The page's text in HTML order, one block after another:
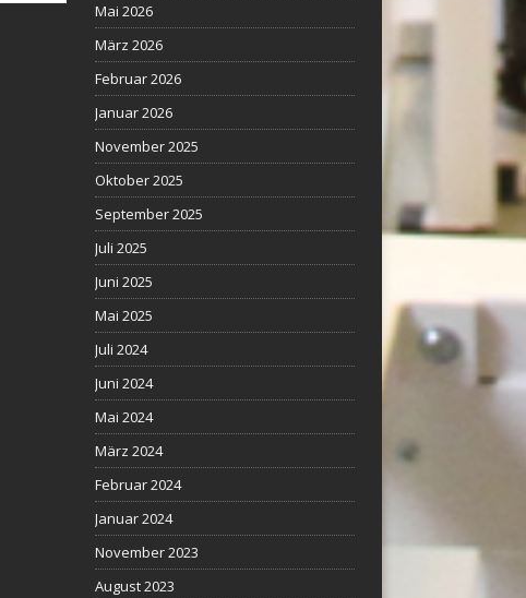
Mai 2026
März 2026
Februar 2026
Januar 2026
November 2025
Oktober 2025
September 2025
Juli 2025
Juni 2025
Mai 2025
Juli 2024
Juni 2024
Mai 2024
März 2024
Februar 2024
Januar 2024
November 2023
August 2023